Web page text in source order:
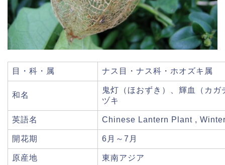
目・科・属 ナス目・ナス科・ホオズキ属
和名
鬼灯（ほおずき）、輝血（カ
ヅキ
英語名 Chinese Lantern Plant ,
開花期 6月～7月
原産地 東南アジア